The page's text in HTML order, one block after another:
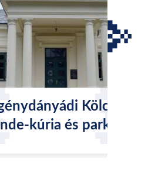
Kölcsey-
kúria és parkja